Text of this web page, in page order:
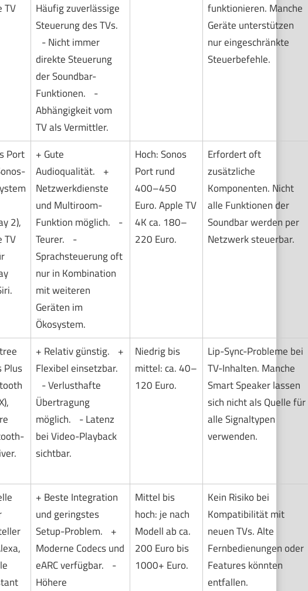
TV
Häufig zuverlässige
Steuerung des TVs.
- Nicht immer
direkte Steuerung
der Soundbar-
Funktionen. -
Abhängigkeit vom
TV als Vermittler.
funktionieren. Manche
Geräte unterstützen
nur eingeschränkte
Steuerbefehle.
Port
2),
TV
+ Gute
Audioqualität. +
Netzwerkdienste
und Multiroom-
Funktion möglich. -
Teurer. -
Sprachsteuerung oft
nur in Kombination
mit weiteren
Geräten im
Ökosystem.
Hoch: Sonos
Port rund
400–450
Euro. Apple TV
4K ca. 180–
220 Euro.
Erfordert oft
zusätzliche
Komponenten. Nicht
alle Funktionen der
Soundbar werden per
Netzwerk steuerbar.
Plus
+ Relativ günstig. +
Flexibel einsetzbar.
- Verlusthafte
Übertragung
möglich. - Latenz
bei Video-Playback
sichtbar.
Niedrig bis
mittel: ca. 40–
120 Euro.
Lip-Sync-Probleme bei
TV-Inhalten. Manche
Smart Speaker lassen
sich nicht als Quelle für
alle Signaltypen
verwenden.
+ Beste Integration
und geringstes
Setup-Problem. +
Moderne Codecs und
eARC verfügbar. -
Höhere
Mittel bis
hoch: je nach
Modell ab ca.
200 Euro bis
1000+ Euro.
Kein Risiko bei
Kompatibilität mit
neuen TVs. Alte
Fernbedienungen oder
Features könnten
entfallen.